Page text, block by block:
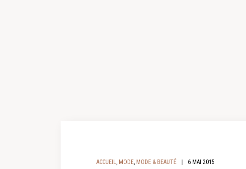
ACCUEIL, MODE, MODE & BEAUTÉ 6 MAI 2015